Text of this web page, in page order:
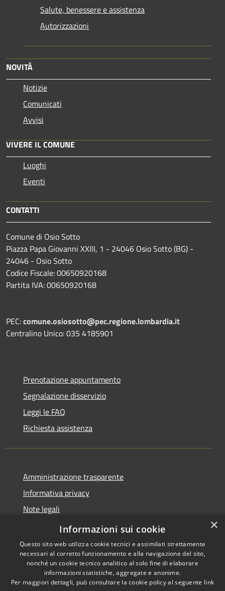
Salute, benessere e assistenza
Autorizzazioni
NOVITÀ
Notizie
Comunicati
Avvisi
VIVERE IL COMUNE
Luoghi
Eventi
CONTATTI
Comune di Osio Sotto
Piazza Papa Giovanni XXIII, 1 - 24046 Osio Sotto (BG) -
24046 - Osio Sotto
Codice Fiscale: 00650920168
Partita IVA: 00650920168
PEC:comune.osiosotto@pec.regione.lombardia.it
Centralino Unico: 035 4185901
Prenotazione appuntamento
Segnalazione disservizio
Leggi le FAQ
Richiesta assistenza
Amministrazione trasparente
Informativa privacy
Note legali
Dichiarazione di accessibilità 2025
Accessibilità
Copyright © 2026 • Comune di
Osio Sotto • Powered by
×
Informazioni sui cookie
Questo sito web utilizza cookie tecnici e assimilati strettamente
necessari al corretto funzionamento e alla navigazione del sito,
nonché un cookie tecnico analitico al solo fine di elaborare
informazioni statistiche, aggregate e anonime.
Per maggiori dettagli, può consultare la cookie policy al seguente link